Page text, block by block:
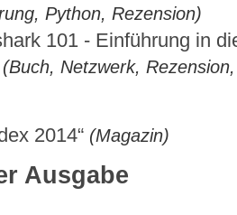
Python, Rezension)
101 - Einführung in
(Buch, Netzwerk,
2014“ (Magazin)
Ausgabe